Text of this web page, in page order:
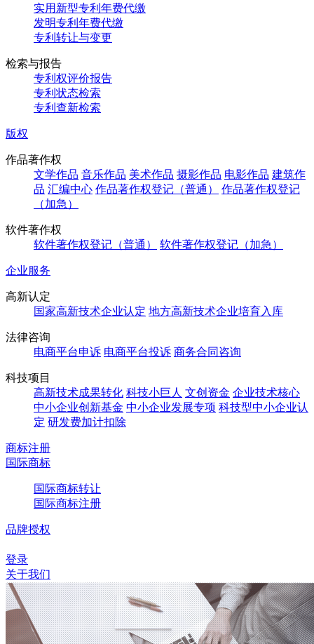
实用新型专利年费代缴
发明专利年费代缴
专利转让与变更
检索与报告
专利权评价报告
专利状态检索
专利查新检索
版权
作品著作权
文学作品 音乐作品 美术作品 摄影作品 电影作品 建筑作
品 汇编中心 作品著作权登记（普通）
作品著作权登记
（加急）
软件著作权
软件著作权登记（普通）
软件著作权登记（加急）
企业服务
高新认定
国家高新技术企业认定 地方高新技术企业培育入库
法律咨询
电商平台申诉 电商平台投诉 商务合同咨询
科技项目
高新技术成果转化 科技小巨人 文创资金 企业技术核心
中小企业创新基金 中小企业发展专项 科技型中小企业认
定 研发费加计扣除
商标注册
国际商标
国际商标转让
国际商标注册
品牌授权
登录
关于我们